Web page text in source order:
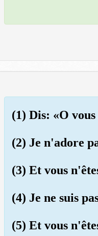
(1) Dis: «O
(2) Je n'adore
(3) Et vous
(4) Je ne suis
(5) Et vous